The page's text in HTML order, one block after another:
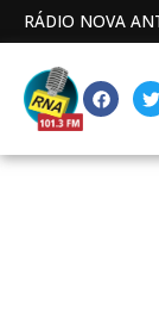
RÁDIO NOVA